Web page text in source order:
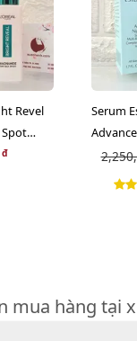
Revel
sạm
đ
Serum
Multi-
hóa
mua hàng tại